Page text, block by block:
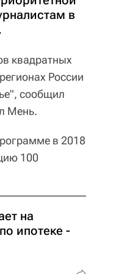
в
квадратных
России
сообщил
Мень.
в 2018
100
на
ипотеке -